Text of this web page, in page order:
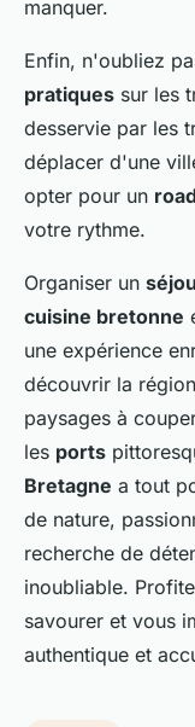
manquer.
Enfin, n'oubliez
pratiques sur les
desservie par les
déplacer d'une
opter pour un
votre rythme.
Organiser un
cuisine bretonne
une expérience
découvrir la
paysages à
les ports
Bretagne a tout
de nature,
recherche de
inoubliable.
savourer et vous
authentique et